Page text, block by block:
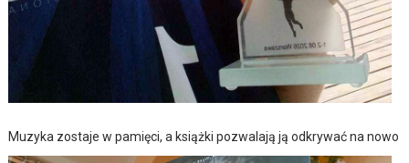
Muzyka zostaje w pamięci, a książki pozwalają ją odkrywać na nowo